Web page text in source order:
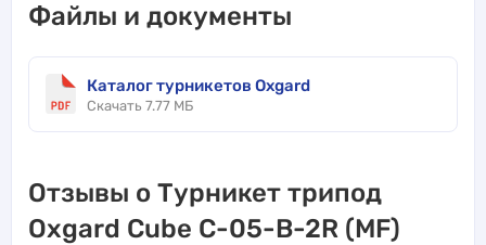
Файлы и документы
Каталог турникетов Oxgard
Скачать 7.77 МБ
Отзывы о Турникет трипод
Oxgard Cube C-05-B-2R (MF)